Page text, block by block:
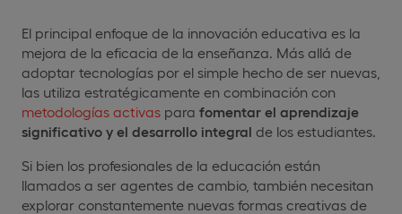
El principal enfoque de la innovación educativa es la
mejora de la eficacia de la enseñanza. Más allá de
adoptar tecnologías por el simple hecho de ser nuevas,
las utiliza estratégicamente en combinación con
metodologías activas para fomentar el aprendizaje
significativo y el desarrollo integral de los estudiantes.
Si bien los profesionales de la educación están
llamados a ser agentes de cambio, también necesitan
explorar constantemente nuevas formas creativas de